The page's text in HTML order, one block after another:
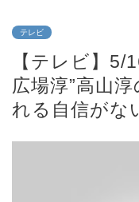
テレビ
【テレビ】5/
広場淳”高山
れる自信が